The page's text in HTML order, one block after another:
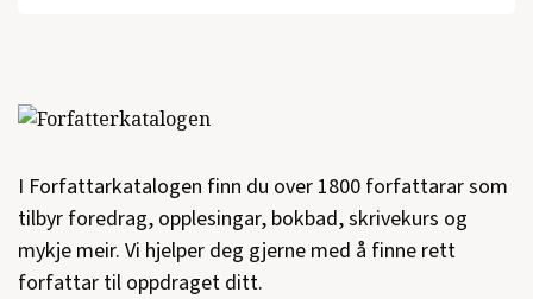
I Forfattarkatalogen finn du over 1800 forfattarar som
tilbyr foredrag, opplesingar, bokbad, skrivekurs og
mykje meir. Vi hjelper deg gjerne med å finne rett
forfattar til oppdraget ditt.